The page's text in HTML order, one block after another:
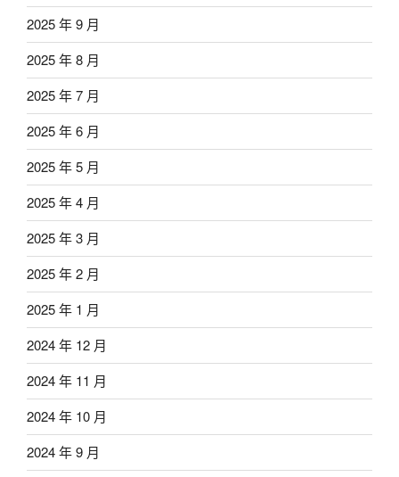
2025 年 9 月
2025 年 8 月
2025 年 7 月
2025 年 6 月
2025 年 5 月
2025 年 4 月
2025 年 3 月
2025 年 2 月
2025 年 1 月
2024 年 12 月
2024 年 11 月
2024 年 10 月
2024 年 9 月